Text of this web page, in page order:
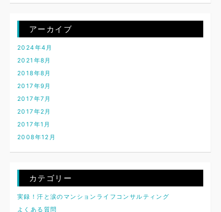
アーカイブ
2024年4月
2021年8月
2018年8月
2017年9月
2017年7月
2017年2月
2017年1月
2008年12月
カテゴリー
実録！汗と涙のマンションライフコンサルティング
よくある質問